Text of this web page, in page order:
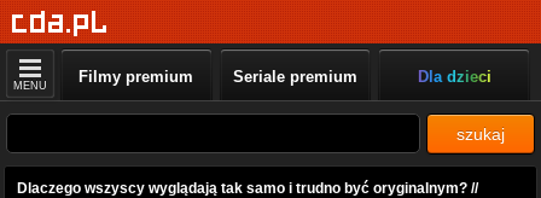
MENU Filmy premium Seriale premium Dla dzieci
szukaj
Dlaczego wszyscy wyglądają tak samo i trudno być oryginalnym? //